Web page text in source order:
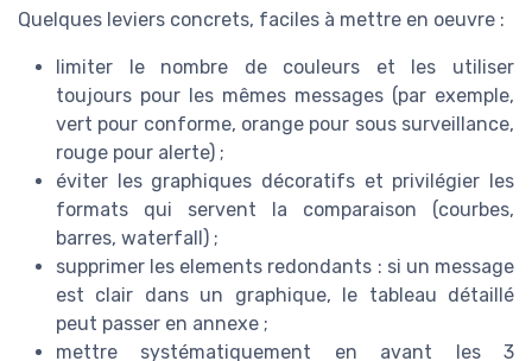
Quelques leviers concrets, faciles à mettre en oeuvre :
limiter le nombre de couleurs et les utiliser
toujours pour les mêmes messages (par exemple,
vert pour conforme, orange pour sous surveillance,
rouge pour alerte) ;
éviter les graphiques décoratifs et privilégier les
formats qui servent la comparaison (courbes,
barres, waterfall) ;
supprimer les elements redondants : si un message
est clair dans un graphique, le tableau détaillé
peut passer en annexe ;
mettre systématiquement en avant les 3